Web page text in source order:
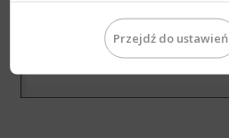
Przejdź do ustawień